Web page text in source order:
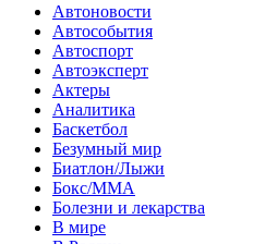
Автоновости
Автособытия
Автоспорт
Автоэксперт
Актеры
Аналитика
Баскетбол
Безумный мир
Биатлон/Лыжи
Бокс/MMA
Болезни и лекарства
В мире